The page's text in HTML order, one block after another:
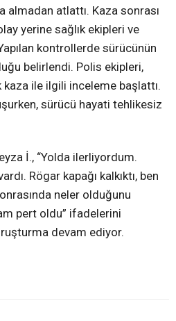
almadan atlattı. Kaza sonrası
yerine sağlık ekipleri ve
kontrollerde sürücünün
belirlendi. Polis ekipleri,
ile ilgili inceleme başlattı.
sürücü hayati tehlikesiz
İ., “Yolda ilerliyordum.
Rögar kapağı kalkıktı, ben
neler olduğunu
pert oldu” ifadelerini
devam ediyor.